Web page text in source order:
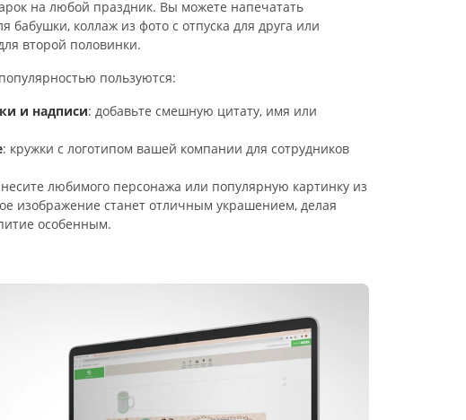
на любой праздник. Вы можете напечатать
бабушки, коллаж из фото с отпуска для друга или
второй половинки.
пользуются:
и надписи: добавьте смешную цитату, имя или
: кружки с логотипом вашей компании для сотрудников
любимого персонажа или популярную картинку из
изображение станет отличным украшением, делая
особенным.